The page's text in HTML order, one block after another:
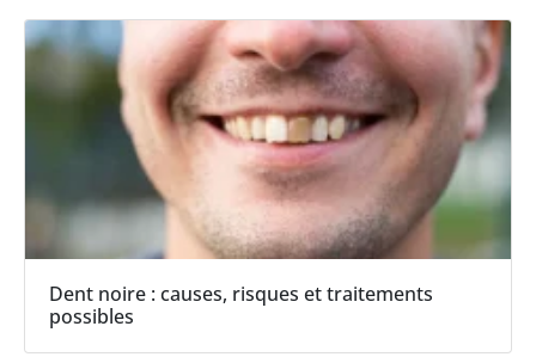
Dent noire : causes, risques et traitements
possibles